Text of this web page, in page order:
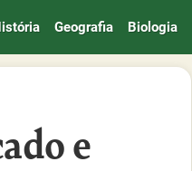
Geografia Biologia
e